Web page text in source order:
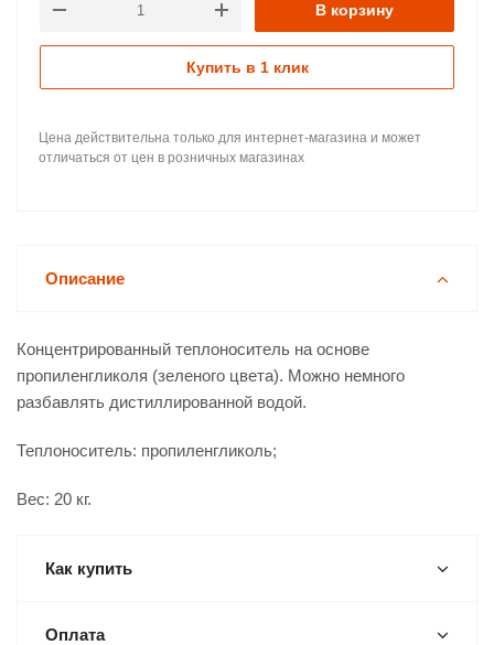
В корзину
Купить в 1 клик
Цена действительна только для интернет-магазина и может
отличаться от цен в розничных магазинах
Описание
Концентрированный теплоноситель на основе
пропиленгликоля (зеленого цвета). Можно немного
разбавлять дистиллированной водой.
Теплоноситель: пропиленгликоль;
Вес: 20 кг.
Как купить
Оплата